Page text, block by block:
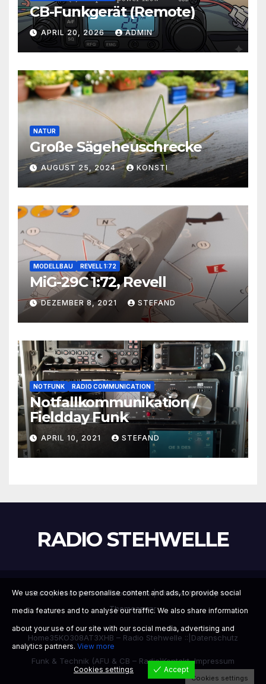
CB-Funkgerät (Remote)
APRIL 20, 2026 ADMIN
NATUR
Große Sägeheuschrecke
AUGUST 25, 2024 KONSTI
MODELLBAU REVELL 1:72
MiG-29C 1:72, Revell
DEZEMBER 8, 2021 STEFAND
NOTFUNK RADIO COMMUNICATION
Notfallkommunikation /
Fieldday Funk
APRIL 10, 2021 STEFAND
RADIO STEHWELLE
Stolz präsentiert von WordPress|Theme:Newsupvon
Themeansar
Home35KO308AT3XHB – Radio Stehwelle ::| Datenschutz
Funk & Technik (AFU & CB – Radio)Kontakt, Impressum
We use cookies to personalise content and ads, to provide social
media features and to analyse our traffic. We also share information
about your use of our site with our social media, advertising and
analytics partners. View more
Cookies settings Accept
Cookies settings